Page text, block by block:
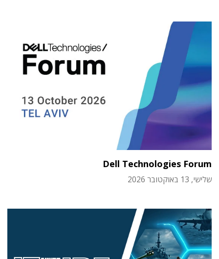
Dell Technologies Forum
שלישי, 13 באוקטובר 2026